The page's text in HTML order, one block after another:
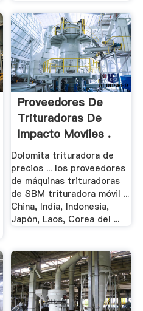
Proveedores De
Trituradoras De
Impacto Moviles .
Dolomita trituradora de
precios ... los proveedores
de máquinas trituradoras
de SBM trituradora móvil ...
China, India, Indonesia,
Japón, Laos, Corea del ...